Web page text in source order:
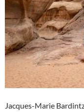
Jacques-Marie